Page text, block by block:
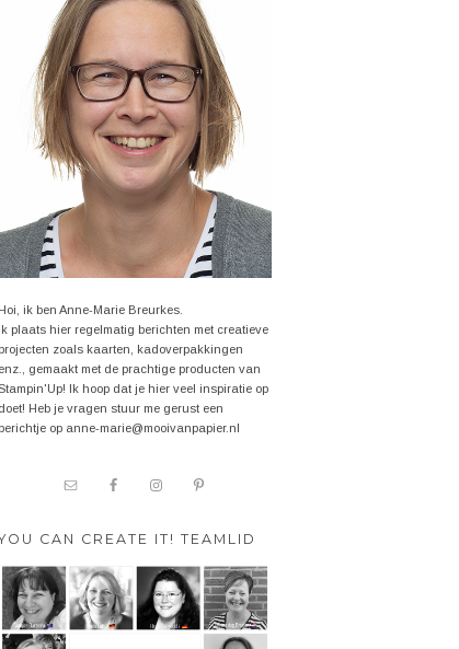
Hoi, ik ben Anne-Marie Breurkes.
Ik plaats hier regelmatig berichten met creatieve
projecten zoals kaarten, kadoverpakkingen
enz., gemaakt met de prachtige producten van
Ik hoop dat je hier veel inspiratie op
doet! Heb je vragen stuur me gerust een
berichtje op anne-marie@mooivanpapier.nl
CAN CREATE IT! TEAMLID